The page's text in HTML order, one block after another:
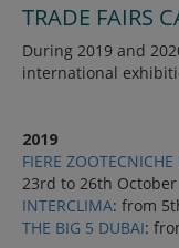
TRADE FAIRS
During 2019 and
international
2019
FIERE
23rd to 26th October
INTERCLIMA: from
THE BIG 5 DUBAI: